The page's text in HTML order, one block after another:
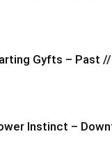
Gyfts – Past
Instinct –